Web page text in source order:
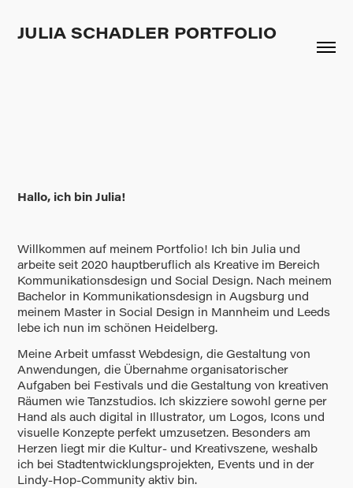
JULIA SCHADLER PORTFOLIO
Hallo, ich bin Julia!
Willkommen auf meinem Portfolio! Ich bin Julia und
arbeite seit 2020 hauptberuflich als Kreative im Bereich
Kommunikationsdesign und Social Design. Nach meinem
Bachelor in Kommunikationsdesign in Augsburg und
meinem Master in Social Design in Mannheim und Leeds
lebe ich nun im schönen Heidelberg.
Meine Arbeit umfasst Webdesign, die Gestaltung von
Anwendungen, die Übernahme organisatorischer
Aufgaben bei Festivals und die Gestaltung von kreativen
Räumen wie Tanzstudios. Ich skizziere sowohl gerne per
Hand als auch digital in Illustrator, um Logos, Icons und
visuelle Konzepte perfekt umzusetzen. Besonders am
Herzen liegt mir die Kultur- und Kreativszene, weshalb
ich bei Stadtentwicklungsprojekten, Events und in der
Lindy-Hop-Community aktiv bin.